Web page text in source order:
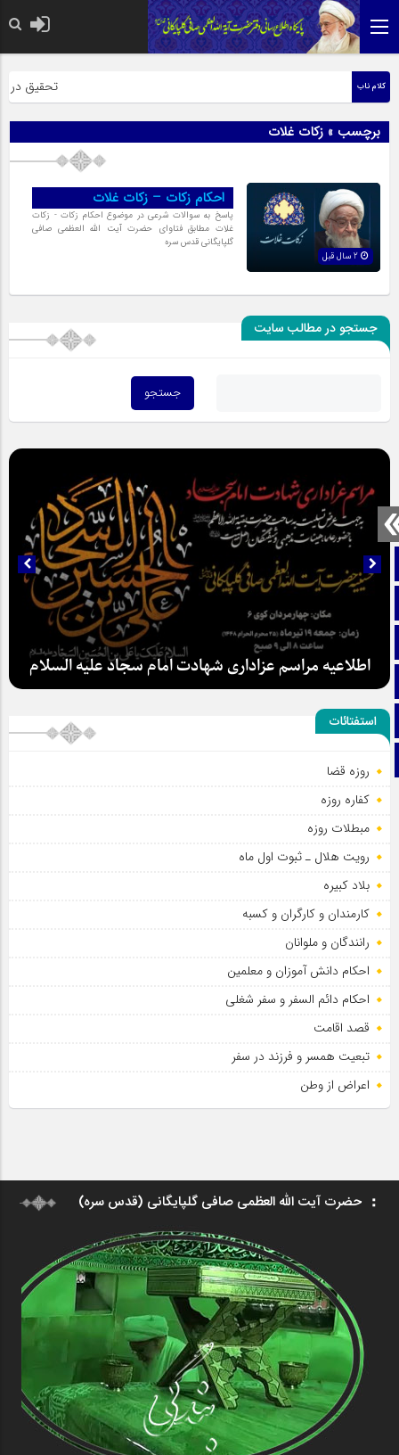
صفحه نخست
آپارات
اینستاگرام
کلام ناب تحقیق در
برچسب » زکات غلات
احکام زکات – زکات غلات
پاسخ به سوالات شرعی در موضوع احکام زکات - زکات
غلات مطابق فتاوای حضرت آیت الله العظمی صافی
گلپایگانی قدس سره
جستجو در مطالب سایت
اطلاعیه مراسم عزاداری شهادت امام سجاد علیه السلام
استفتائات
روزه قضا
کفاره روزه
مبطلات روزه
رویت هلال ـ ثبوت اول ماه
بلاد کبیره
کارمندان و کارگران و کسبه
رانندگان و ملوانان
احکام دانش آموزان و معلمین
احکام دائم السفر و سفر شغلی
قصد اقامت
تبعیت همسر و فرزند در سفر
اعراض از وطن
حضرت آیت الله العظمی صافی گلپایگانی (قدس سره)